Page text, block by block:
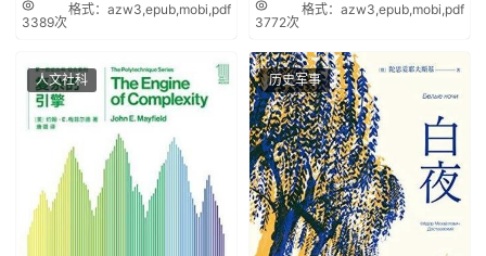
3389次
格式：azw3,epub,mobi,pdf
3772次
格式：azw3,epub,mobi,pdf
人文社科 历史军事